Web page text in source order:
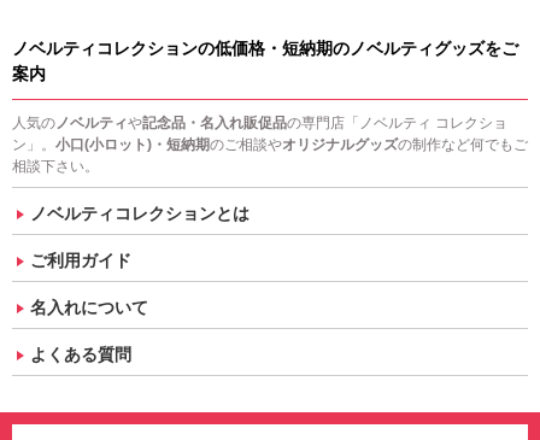
ノベルティコレクションの低価格・短納期のノベルティグッズをご
案内
人気のノベルティや記念品・名入れ販促品の専門店「ノベルティ コレクショ
ン」。 小口(小ロット)・短納期のご相談やオリジナルグッズの制作など何でもご
相談下さい。
ノベルティコレクションとは
ご利用ガイド
名入れについて
よくある質問